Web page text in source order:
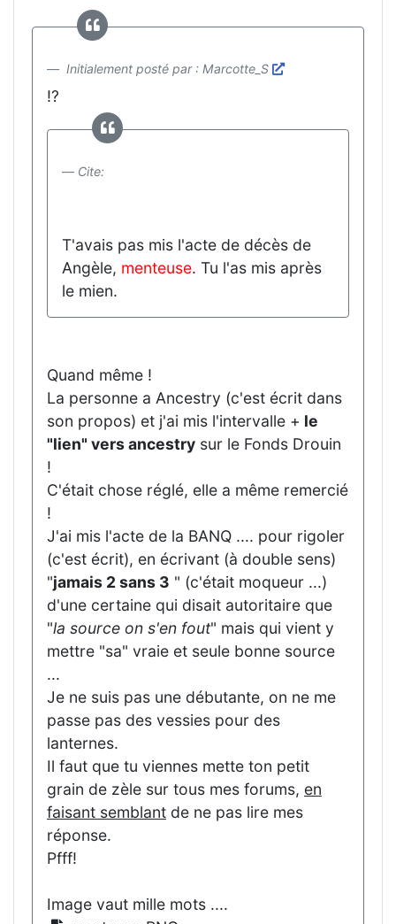
Initialement posté par : Marcotte_S
!?
Cite:
T'avais pas mis l'acte de décès de
Angèle, menteuse. Tu l'as mis après
le mien.
Quand même !
La personne a Ancestry (c'est écrit dans
son propos) et j'ai mis l'intervalle + le
"lien" vers ancestry sur le Fonds Drouin
!
C'était chose réglé, elle a même remercié
!
J'ai mis l'acte de la BANQ .... pour rigoler
(c'est écrit), en écrivant (à double sens)
"jamais 2 sans 3 " (c'était moqueur ...)
d'une certaine qui disait autoritaire que
"la source on s'en fout" mais qui vient y
mettre "sa" vraie et seule bonne source
...
Je ne suis pas une débutante, on ne me
passe pas des vessies pour des
lanternes.
Il faut que tu viennes mette ton petit
grain de zèle sur tous mes forums, en
faisant semblant de ne pas lire mes
réponse.
Pfff!
Image vaut mille mots ....